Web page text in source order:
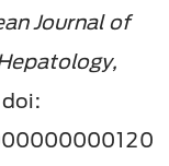
Journal of